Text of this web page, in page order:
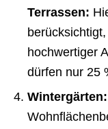
Terrassen:
hochwertiger
dürfen nur 25
Wintergärten: